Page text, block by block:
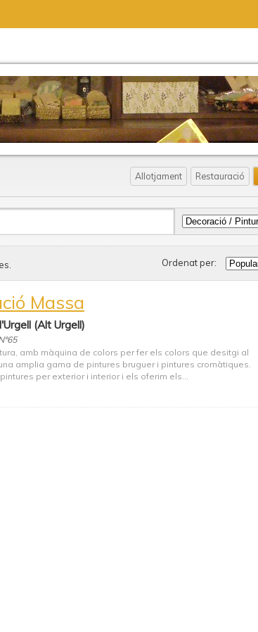
Allotjament Restauració
Ordenat per:
Massa
(Alt Urgell)
amb màquina de colors per fer els colors que desitgi al
amplia gama de pintures bruguer i pintures cromàtiques.
per exterior i interior i els oferim els...